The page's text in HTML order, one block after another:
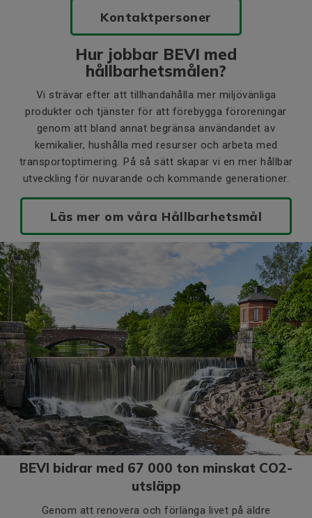
Kontaktpersoner
Hur jobbar BEVI med
hållbarhetsmålen?
Vi strävar efter att tillhandahålla mer miljövänliga
produkter och tjänster för att förebygga föroreningar
genom att bland annat begränsa användandet av
kemikalier, hushålla med resurser och arbeta med
transportoptimering. På så sätt skapar vi en mer hållbar
utveckling för nuvarande och kommande generationer.
Läs mer om våra Hållbarhetsmål
BEVI bidrar med 67 000 ton minskat CO2-
utsläpp
Genom att renovera och förlänga livet på äldre